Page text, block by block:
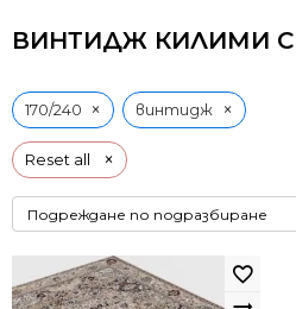
ВИНТИДЖ КИЛИМИ С
Reset all ×
170/240 × винтидж ×